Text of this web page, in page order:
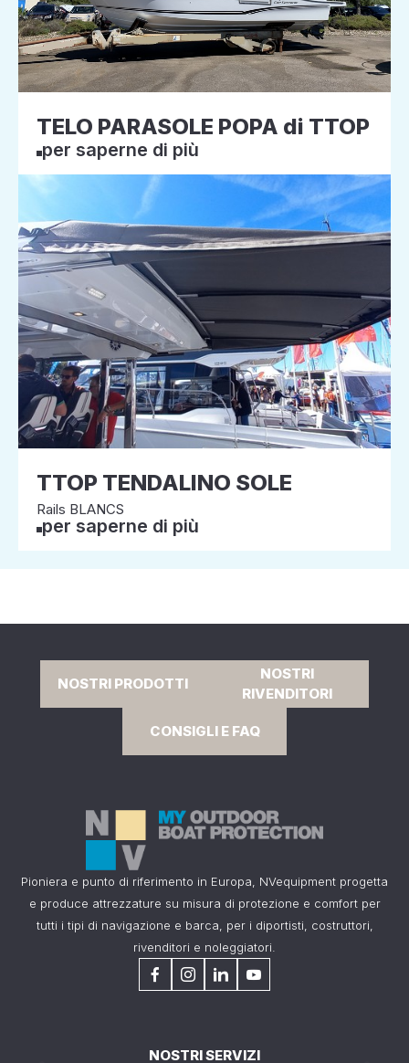
TELO PARASOLE POPA di TTOP
per saperne di più
TTOP TENDALINO SOLE
Rails BLANCS
per saperne di più
NOSTRI PRODOTTI
NOSTRI
RIVENDITORI
CONSIGLI E FAQ
Pioniera e punto di riferimento in Europa, NVequipment progetta
e produce attrezzature su misura di protezione e comfort per
tutti i tipi di navigazione e barca, per i diportisti, costruttori,
rivenditori e noleggiatori.
NOSTRI SERVIZI